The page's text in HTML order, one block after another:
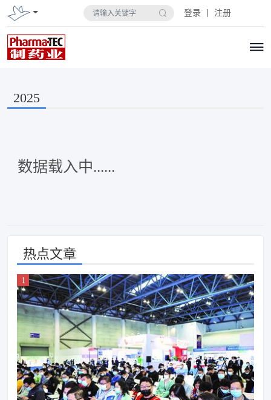
登录 丨 注册
2025
数据载入中......
热点文章